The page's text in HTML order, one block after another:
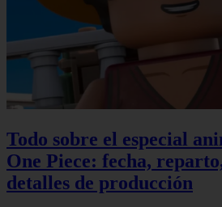
Todo sobre el especial
One Piece: fecha,
detalles de producción